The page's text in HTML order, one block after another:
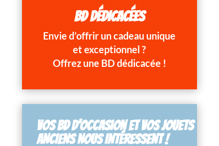
BD DÉDICACÉES
Envie d’offrir un cadeau unique
et exceptionnel ?
Offrez une BD dédicacée !
VOS BD D’OCCASION ET VOS JOUETS
ANCIENS NOUS INTÉRESSENT !